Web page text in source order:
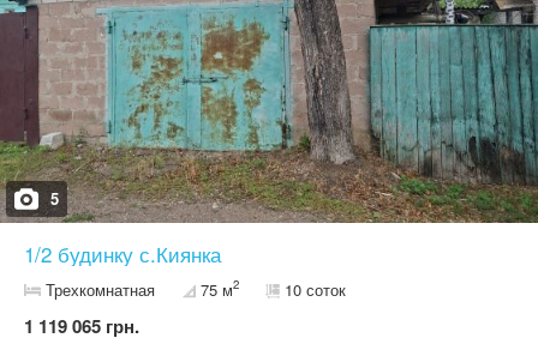
5
1/2 будинку с.Киянка
Трехкомнатная 75 м2 10 соток
1 119 065 грн.